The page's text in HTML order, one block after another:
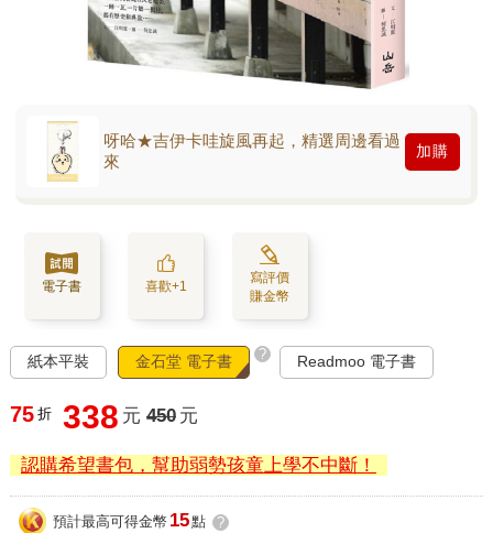
呀哈★吉伊卡哇旋風再起，精選周邊看過
來
加購
電子書 喜歡+1
寫評價
賺金幣
紙本平裝 金石堂 電子書 ? Readmoo 電子書
75 折 338 元 450 元
認購希望書包，幫助弱勢孩童上學不中斷！
預計最高可得金幣 15點 ?